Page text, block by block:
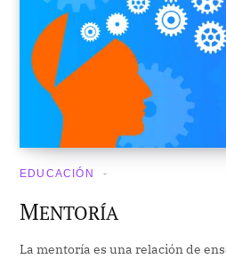
EDUCACIÓN
MENTORÍA
La mentoría es una relación de